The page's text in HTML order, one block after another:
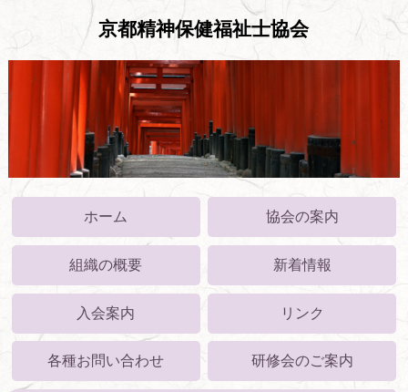
京都精神保健福祉士協会
ホーム 協会の案内
組織の概要 新着情報
入会案内 リンク
各種お問い合わせ 研修会のご案内